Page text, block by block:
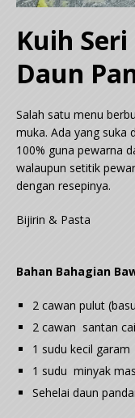
Kuih
Daun
Salah satu menu
muka. Ada yang suka
100% guna pewarna
walaupun setitik
dengan resepinya.
Bijirin & Pasta
Bahan Bahagian
2 cawan pulut
2 cawan santan
1 sudu kecil garam
1 sudu minyak
Sehelai daun